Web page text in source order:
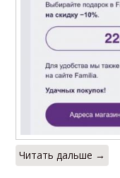
Читать дальше →